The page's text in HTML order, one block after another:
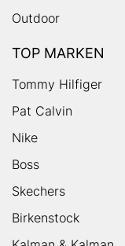
Outdoor
TOP MARKEN
Tommy Hilfiger
Pat Calvin
Nike
Boss
Skechers
Birkenstock